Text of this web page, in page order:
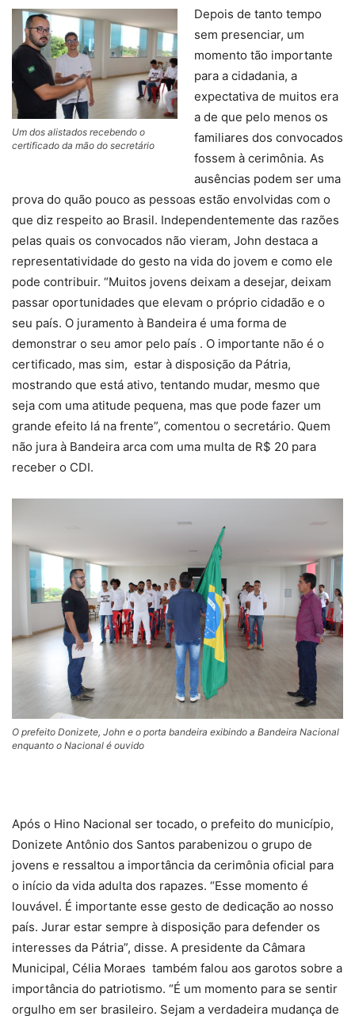
Um dos alistados recebendo o
certificado da mão do secretário
Depois de tanto tempo
sem presenciar, um
momento tão importante
para a cidadania, a
expectativa de muitos era
a de que pelo menos os
familiares dos convocados
fossem à cerimônia. As
ausências podem ser uma
prova do quão pouco as pessoas estão envolvidas com o
que diz respeito ao Brasil. Independentemente das razões
pelas quais os convocados não vieram, John destaca a
representatividade do gesto na vida do jovem e como ele
pode contribuir. “Muitos jovens deixam a desejar, deixam
passar oportunidades que elevam o próprio cidadão e o
seu país. O juramento à Bandeira é uma forma de
demonstrar o seu amor pelo país . O importante não é o
certificado, mas sim, estar à disposição da Pátria,
mostrando que está ativo, tentando mudar, mesmo que
seja com uma atitude pequena, mas que pode fazer um
grande efeito lá na frente”, comentou o secretário. Quem
não jura à Bandeira arca com uma multa de R$ 20 para
receber o CDI.
O prefeito Donizete, John e o porta bandeira exibindo a Bandeira Nacional
enquanto o Nacional é ouvido
Após o Hino Nacional ser tocado, o prefeito do município,
Donizete Antônio dos Santos parabenizou o grupo de
jovens e ressaltou a importância da cerimônia oficial para
o início da vida adulta dos rapazes. “Esse momento é
louvável. É importante esse gesto de dedicação ao nosso
país. Jurar estar sempre à disposição para defender os
interesses da Pátria”, disse. A presidente da Câmara
Municipal, Célia Moraes também falou aos garotos sobre a
importância do patriotismo. “É um momento para se sentir
orgulho em ser brasileiro. Sejam a verdadeira mudança de